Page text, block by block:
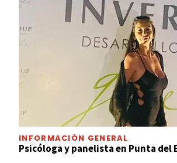
INFORMACIÓN GENERAL
Psicóloga y panelista en Punta del